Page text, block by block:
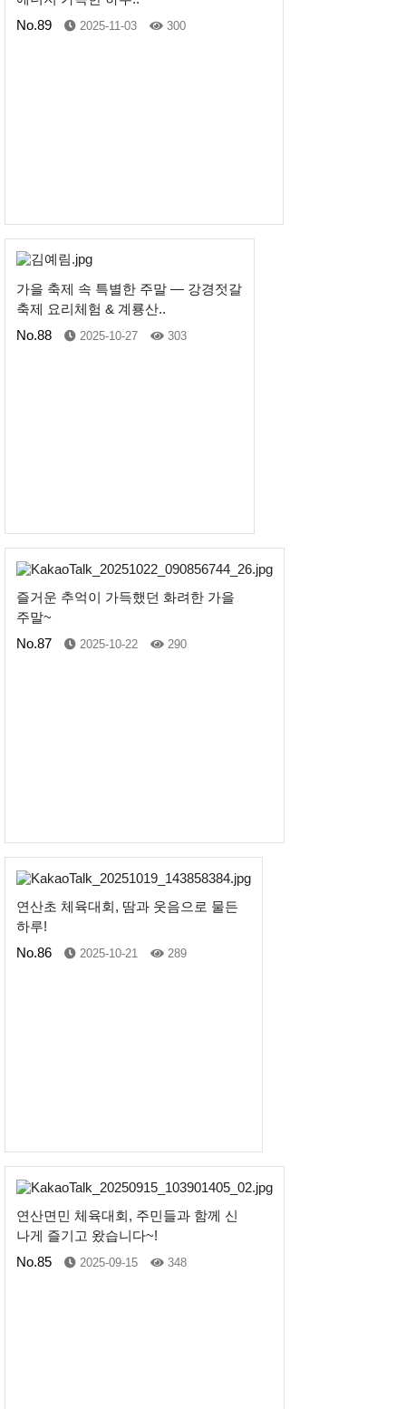
No.89
2025-11-03 300
가을 축제 속 특별한 주말 — 강경젓갈
축제 요리체험 & 계룡산..
No.88
2025-10-27 303
즐거운 추억이 가득했던 화려한 가을
주말~
No.87
2025-10-22 290
연산초 체육대회, 땀과 웃음으로 물든
하루!
No.86
2025-10-21 289
연산면민 체육대회, 주민들과 함께 신
나게 즐기고 왔습니다~!
No.85
2025-09-15 348